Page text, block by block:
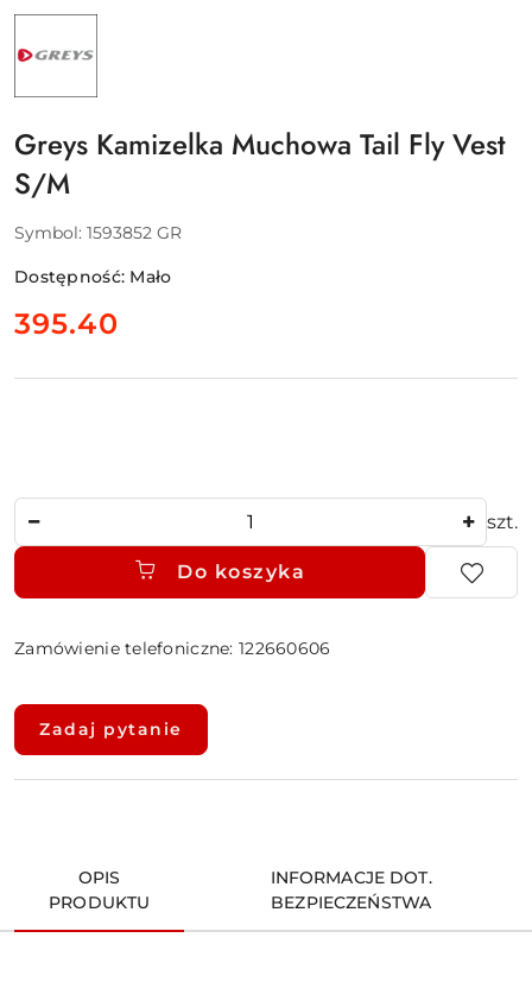
NAZWA
GREYS
FISHING
SAS
Greys Kamizelka Muchowa Tail Fly Vest
S/M
Symbol: 1593852 GR
Dostępność: Mało
cena:
395.40
szt.
Do koszyka
Zamówienie telefoniczne: 122660606
Dostępność
dostawa
Zadaj pytanie
OPIS
PRODUKTU
INFORMACJE DOT.
BEZPIECZEŃSTWA